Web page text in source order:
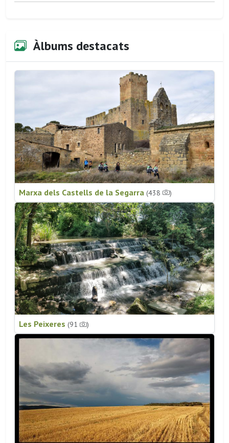
Àlbums destacats
Marxa dels Castells de la Segarra (438 )
Les Peixeres (91 )